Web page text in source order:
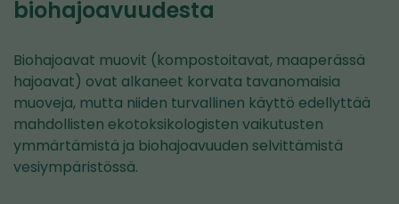
biohajoavuudesta
Biohajoavat muovit (kompostoitavat, maaperässä
hajoavat) ovat alkaneet korvata tavanomaisia
muoveja, mutta niiden turvallinen käyttö edellyttää
mahdollisten ekotoksikologisten vaikutusten
ymmärtämistä ja biohajoavuuden selvittämistä
vesiympäristössä.